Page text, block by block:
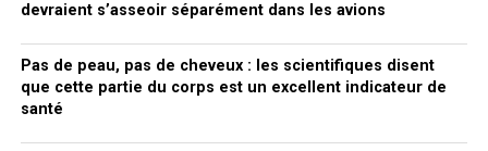
devraient s’asseoir séparément dans les avions
Pas de peau, pas de cheveux : les scientifiques disent
que cette partie du corps est un excellent indicateur de
santé